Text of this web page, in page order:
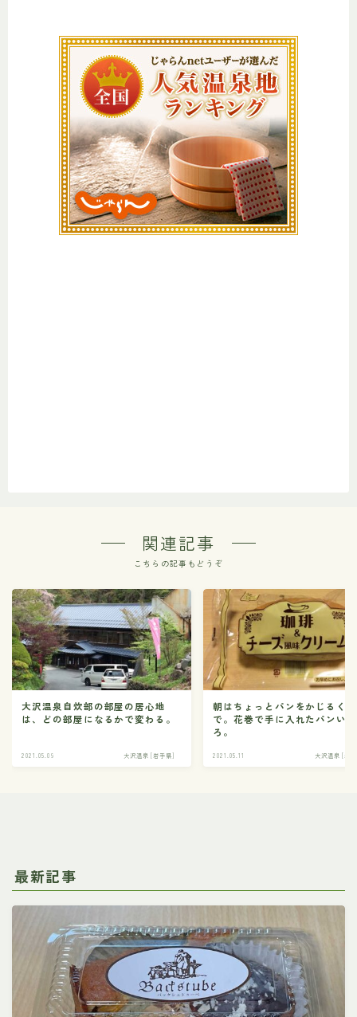
関連記事
こちらの記事もどうぞ
大沢温泉自炊部の部屋の居心地
は、どの部屋になるかで変わる。
2021.05.09 大沢温泉 [岩手県]
朝はちょっとパンをかじるく
で。花巻で手に入れたパンい
ろ。
2021.05.11 大沢温泉 [岩
最新記事